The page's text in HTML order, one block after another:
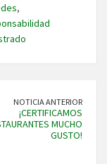
,
NOTICIA ANTERIOR
¡CERTIFICAMOS
MUCHO
GUSTO!